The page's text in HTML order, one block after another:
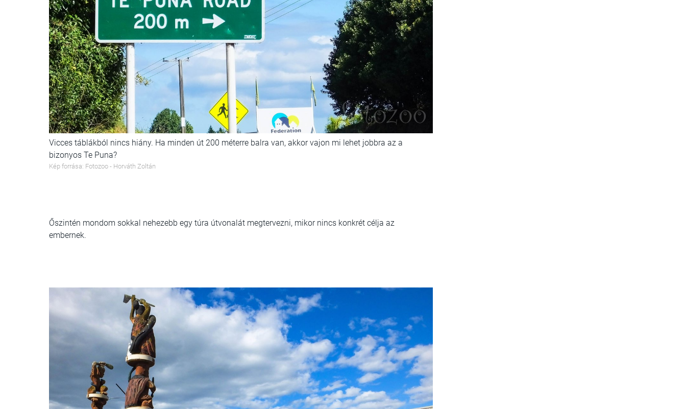
Vicces táblákból nincs hiány. Ha minden út 200 méterre balra van, akkor vajon mi lehet jobbra az a
bizonyos Te Puna?
Kép forrása: Fotozoo - Horváth Zoltán
Őszintén mondom sokkal nehezebb egy túra útvonalát megtervezni, mikor nincs konkrét célja az
embernek.